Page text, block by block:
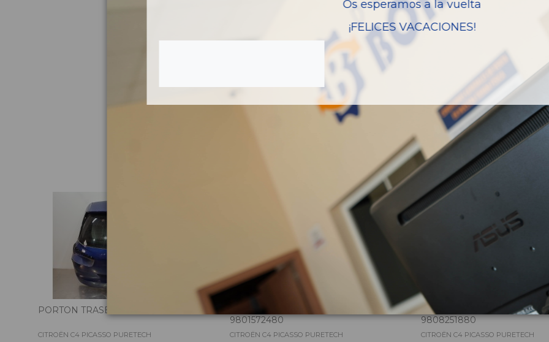
Garantia
Piezas almacenadas del
PORTON TRASERO 1609347780
CITROËN C4 PICASSO PURETECH
PUERTA DELANTERA DERECHA
9801572480
CITROËN C4 PICASSO PURETECH
TUBOS AIRE
9808251880
CITROËN C4 PICASSO PURETECH
Os esperamos a la vuelta
¡FELICES VACACIONES!